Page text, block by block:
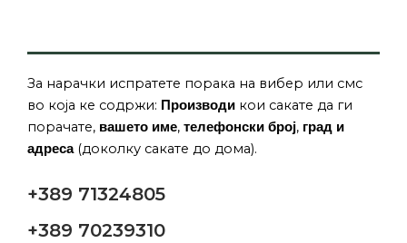
За нарачки испратете порака на вибер или смс
во која ке содржи: Производи кои сакате да ги
порачате, вашето име, телефонски број, град и
адреса(доколку сакате до дома).
+389 71324805
+389 70239310